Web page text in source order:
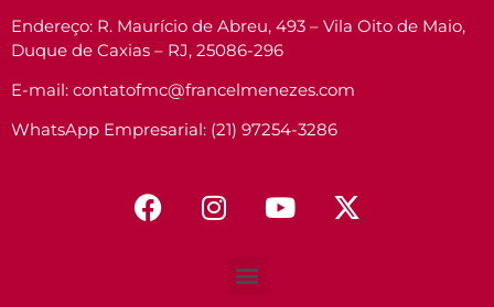
Endereço: R. Maurício de Abreu, 493 – Vila Oito de Maio,
Duque de Caxias – RJ, 25086-296
E-mail: contatofmc@francelmenezes.com
WhatsApp Empresarial: (21) 97254-3286